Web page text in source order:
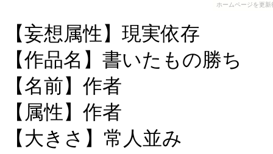
ホームページを更
【妄想属性】現実依存
【作品名】書いたもの勝ち
【名前】作者
【属性】作者
【大きさ】常人並み